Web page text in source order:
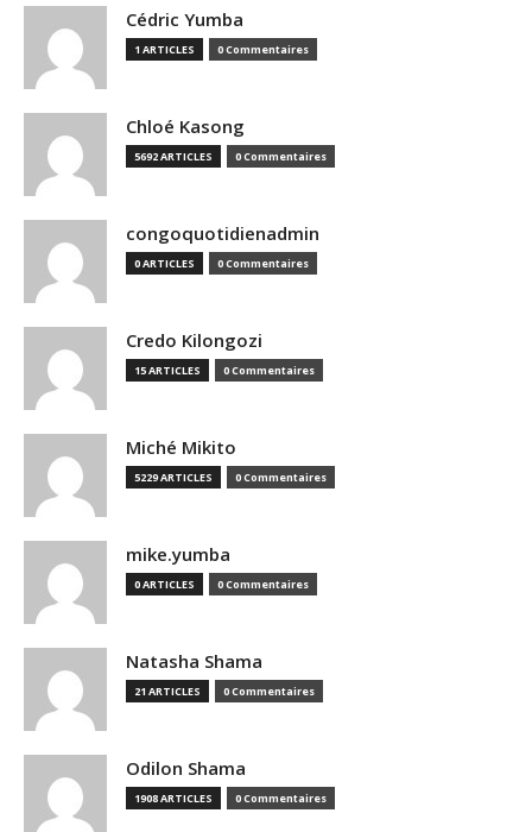
Cédric Yumba
1 ARTICLES 0 Commentaires
Chloé Kasong
5692 ARTICLES 0 Commentaires
congoquotidienadmin
0 ARTICLES 0 Commentaires
Credo Kilongozi
15 ARTICLES 0 Commentaires
Miché Mikito
5229 ARTICLES 0 Commentaires
mike.yumba
0 ARTICLES 0 Commentaires
Natasha Shama
21 ARTICLES 0 Commentaires
Odilon Shama
1908 ARTICLES 0 Commentaires